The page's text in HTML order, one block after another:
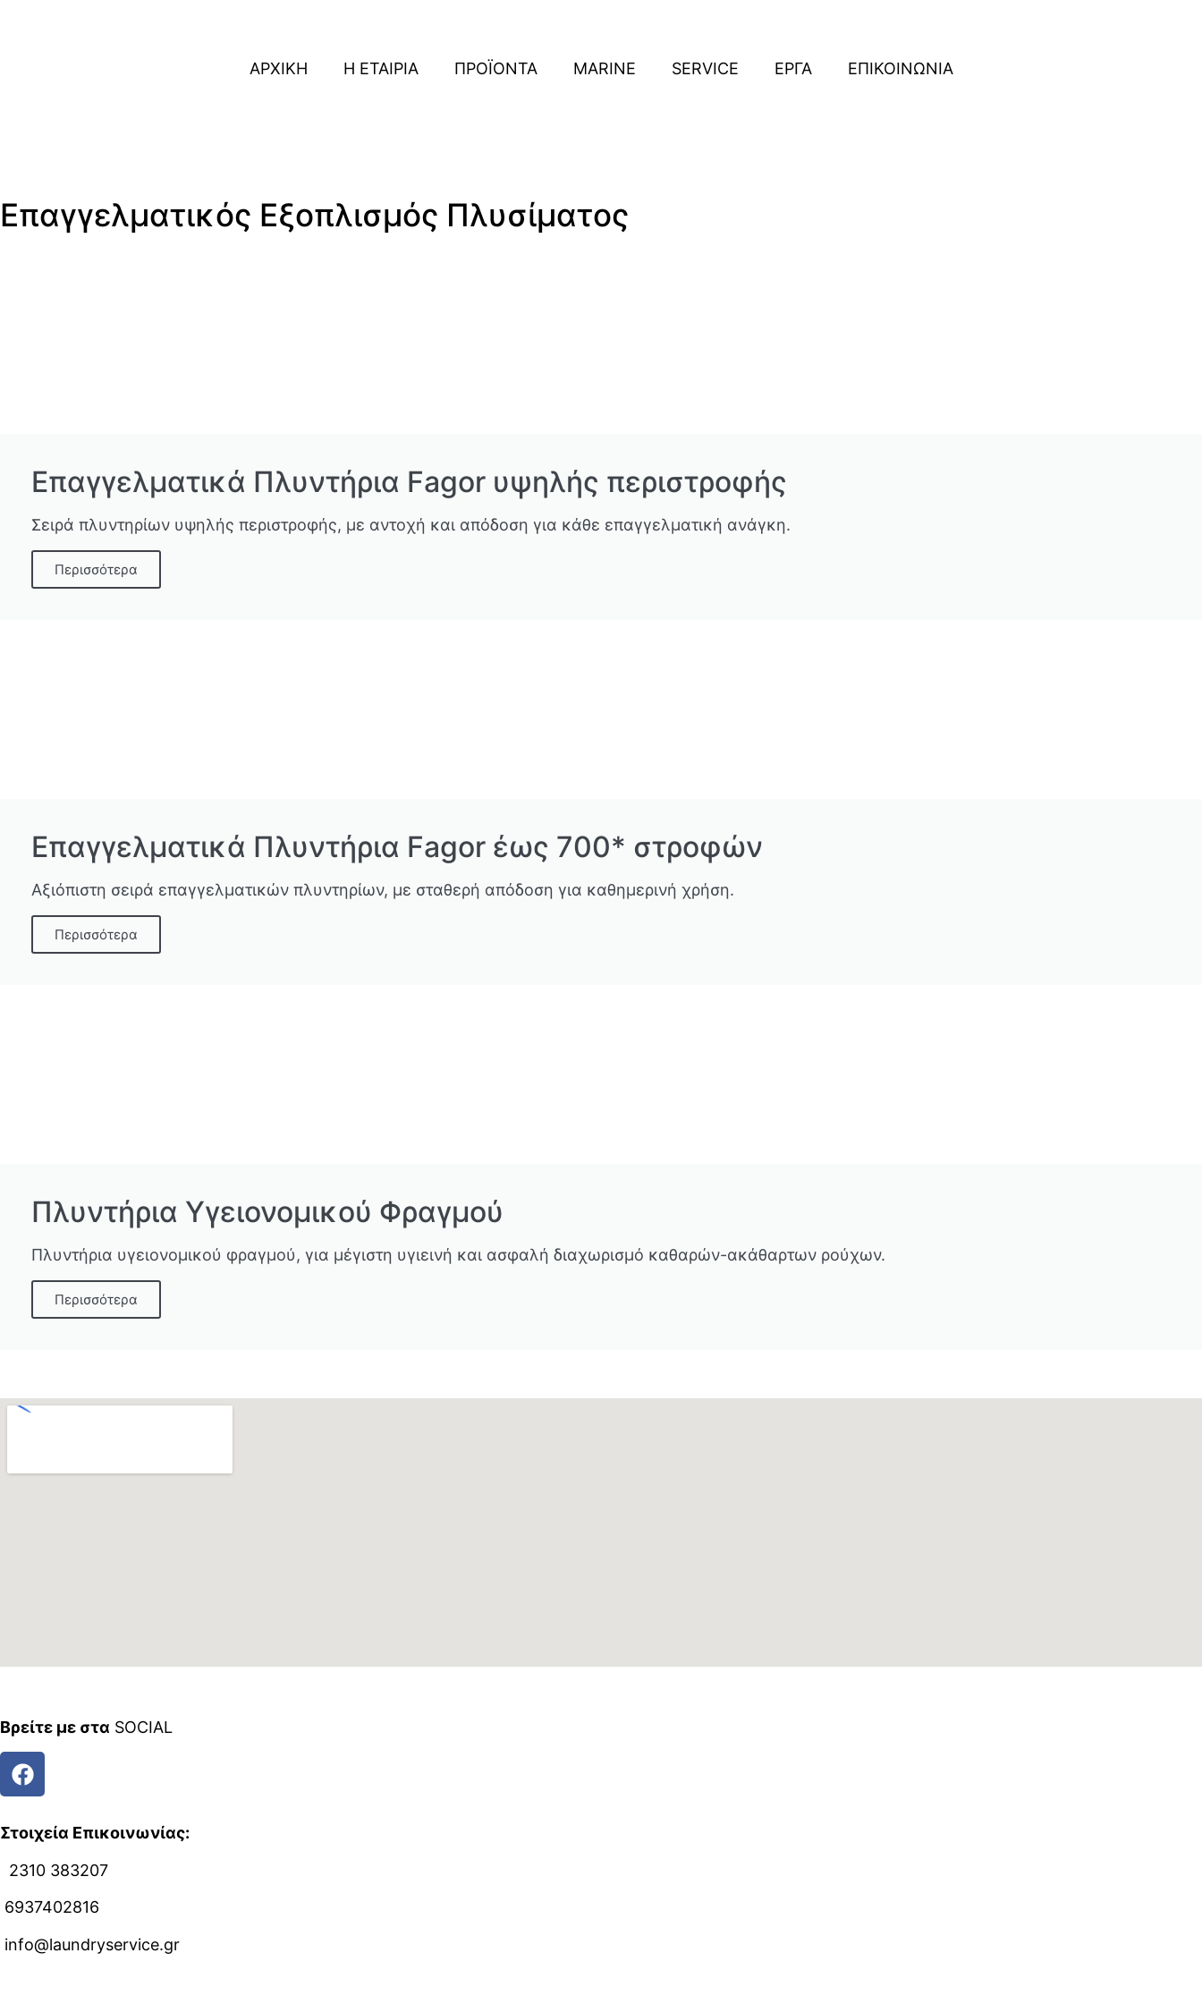
ΑΡΧΙΚΗ Η ΕΤΑΙΡΙΑ ΠΡΟΪΟΝΤΑ MARINE SERVICE ΕΡΓΑ ΕΠΙΚΟΙΝΩΝΙΑ
Επαγγελματικός Εξοπλισμός Πλυσίματος
Επαγγελματικά Πλυντήρια Fagor υψηλής περιστροφής
Σειρά πλυντηρίων υψηλής περιστροφής, με αντοχή και απόδοση για κάθε επαγγελματική ανάγκη.
Περισσότερα
Επαγγελματικά Πλυντήρια Fagor έως 700* στροφών
Αξιόπιστη σειρά επαγγελματικών πλυντηρίων, με σταθερή απόδοση για καθημερινή χρήση.
Περισσότερα
Πλυντήρια Υγειονομικού Φραγμού
Πλυντήρια υγειονομικού φραγμού, για μέγιστη υγιεινή και ασφαλή διαχωρισμό καθαρών-ακάθαρτων ρούχων.
Περισσότερα
Βρείτε με στα SOCIAL
Στοιχεία Επικοινωνίας:
2310 383207
6937402816
info@laundryservice.gr